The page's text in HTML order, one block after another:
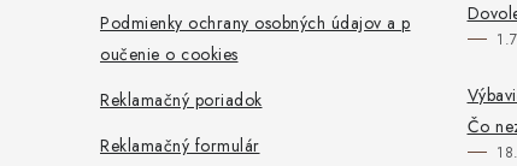
Podmienky ochrany osobných údajov a p
oučenie o cookies
Reklamačný poriadok
Reklamačný formulár
Čo